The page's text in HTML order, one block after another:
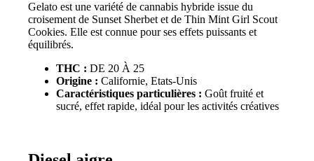
Gelato est une variété de cannabis hybride issue du
croisement de Sunset Sherbet et de Thin Mint Girl Scout
Cookies. Elle est connue pour ses effets puissants et
équilibrés.
THC : DE 20 À 25
Origine : Californie, Etats-Unis
Caractéristiques particulières : Goût fruité et
sucré, effet rapide, idéal pour les activités créatives